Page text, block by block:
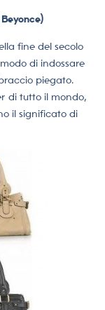
fine del secolo
di indossare
piegato.
di tutto il mondo,
il significato di